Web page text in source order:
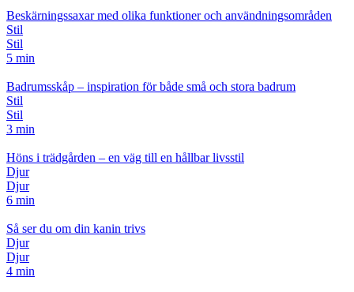
Beskärningssaxar med olika funktioner och användningsområden
Stil
Stil
5 min
Badrumsskåp – inspiration för både små och stora badrum
Stil
Stil
3 min
Höns i trädgården – en väg till en hållbar livsstil
Djur
Djur
6 min
Så ser du om din kanin trivs
Djur
Djur
4 min